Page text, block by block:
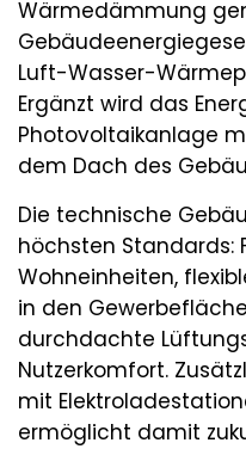
Wärmedämmung
Luft-Wasser-
Ergänzt wird das
Photovoltaikanlage
dem Dach des
Die technische
höchsten Standards:
Wohneinheiten,
in den
durchdachte
Nutzerkomfort.
mit
ermöglicht damit